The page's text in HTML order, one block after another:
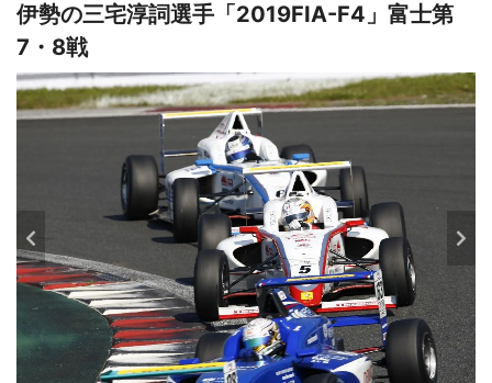
伊勢の三宅淳詞選手「2019FIA-F4」富士第
7・8戦